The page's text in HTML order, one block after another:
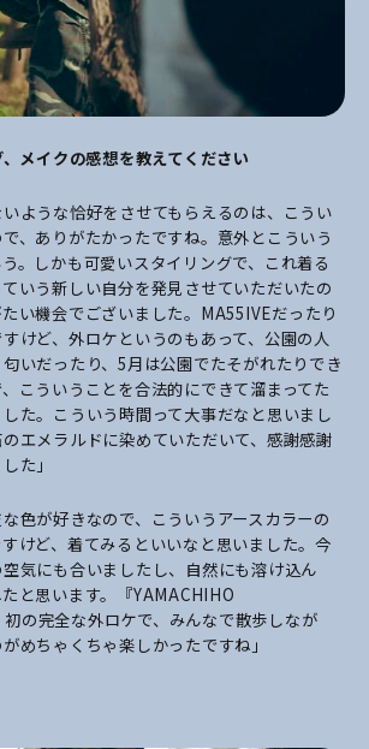
、メイクの感想を教えてください
ような恰好をさせてもらえるのは、こうい
、ありがたかったですね。意外とこういう
。しかも可愛いスタイリングで、これ着る
いう新しい自分を発見させていただいたの
い機会でございました。MA55IVEだったり
けど、外ロケというのもあって、公園の人
いだったり、5月は公園でたそがれたりでき
こういうことを合法的にできて溜まってた
た。こういう時間って大事だなと思いまし
エメラルドに染めていただいて、感謝感謝
た」
色が好きなので、こういうアースカラーの
けど、着てみるといいなと思いました。今
気にも合いましたし、自然にも溶け込ん
と思います。『YAMACHIHO
の完全な外ロケで、みんなで散歩しなが
めちゃくちゃ楽しかったですね」